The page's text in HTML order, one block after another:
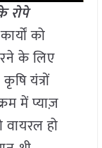
रोपे
को
के लिए
यंत्रों
में प्याज़
वायरल हो